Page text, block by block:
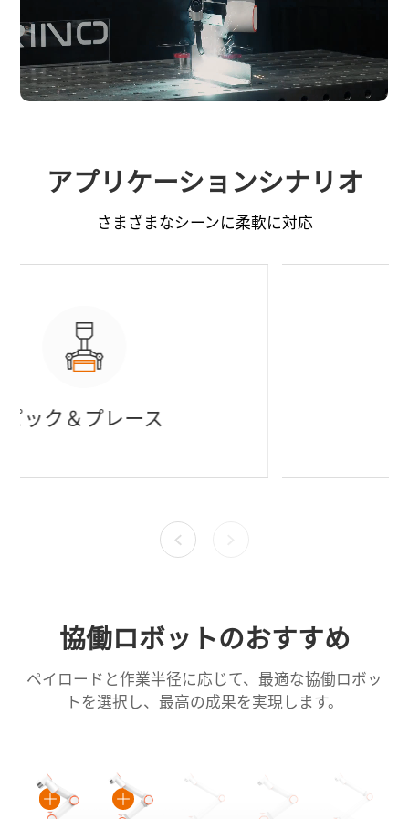
アプリケーションシナリオ
さまざまなシーンに柔軟に対応
協働ロボットのおすすめ
ペイロードと作業半径に応じて、最適な協働ロボッ
トを選択し、最高の成果を実現します。